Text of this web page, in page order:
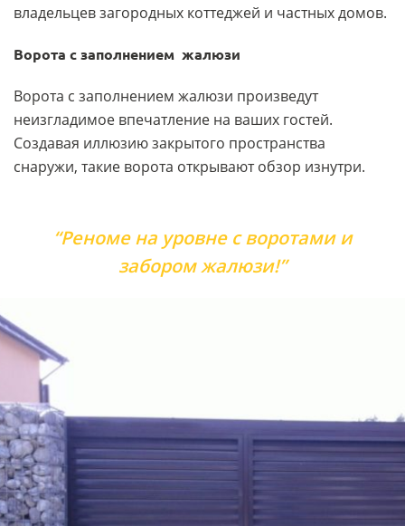
владельцев загородных коттеджей и частных домов.
Ворота с заполнением жалюзи
Ворота с заполнением жалюзи произведут
неизгладимое впечатление на ваших гостей.
Создавая иллюзию закрытого пространства
снаружи, такие ворота открывают обзор изнутри.
“Реноме на уровне с воротами и
забором жалюзи!”